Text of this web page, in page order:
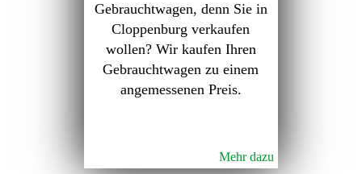
Gebrauchtwagen, denn Sie in
Cloppenburg verkaufen
wollen? Wir kaufen Ihren
Gebrauchtwagen zu einem
angemessenen Preis.
Mehr dazu